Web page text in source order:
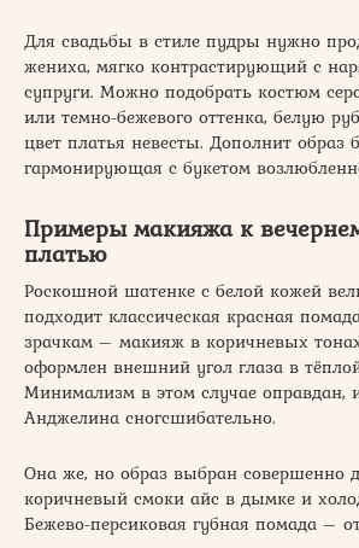
Для свадьбы в стиле пудры нужно
жениха, мягко контрастирующий с
супруги. Можно подобрать костюм
или темно-бежевого оттенка, белую
цвет платья невесты. Дополнит образ
гармонирующая с букетом
Примеры макияжа к
платью
Роскошной шатенке с белой кожей
подходит классическая красная
зрачкам – макияж в коричневых
оформлен внешний угол глаза в
Минимализм в этом случае оправдан,
Анджелина сногсшибательно.
Она же, но образ выбран совершенно
коричневый смоки айс в дымке и
Бежево-персиковая губная помада –